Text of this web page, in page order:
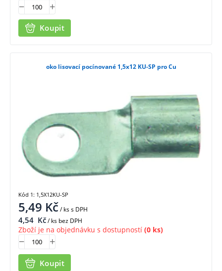
Koupit
oko lisovací pocínované 1,5x12 KU-SP pro Cu
5,49 Kč/ kss DPH
4,54 Kč/ ks bez DPH
Zboží je na objednávku s dostupností (0 ks)
Koupit
Kód 1: 1,5X12KU-SP